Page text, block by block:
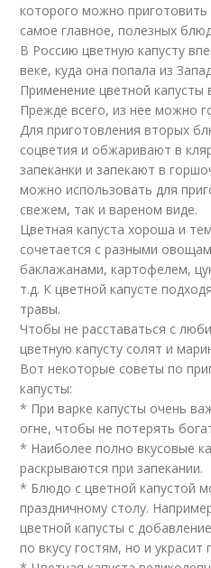
которого можно
самое главное, полезных
В Россию цветную капусту
веке, куда она попала из
Применение цветной капусты
Прежде всего, из нее можно
Для приготовления вторых
соцветия и обжаривают в
запеканки и запекают в
можно использовать для
свежем, так и вареном виде.
Цветная капуста хороша и
сочетается с разными
баклажанами, картофелем,
т.д. К цветной капусте
травы.
Чтобы не расставаться с
цветную капусту солят и
Вот некоторые советы по
капусты:
* При варке капусты очень
огне, чтобы не потерять
* Наиболее полно вкусовые
раскрываются при запекании.
* Блюдо с цветной капустой
праздничному столу.
цветной капусты с
по вкусу гостям, но и украсит